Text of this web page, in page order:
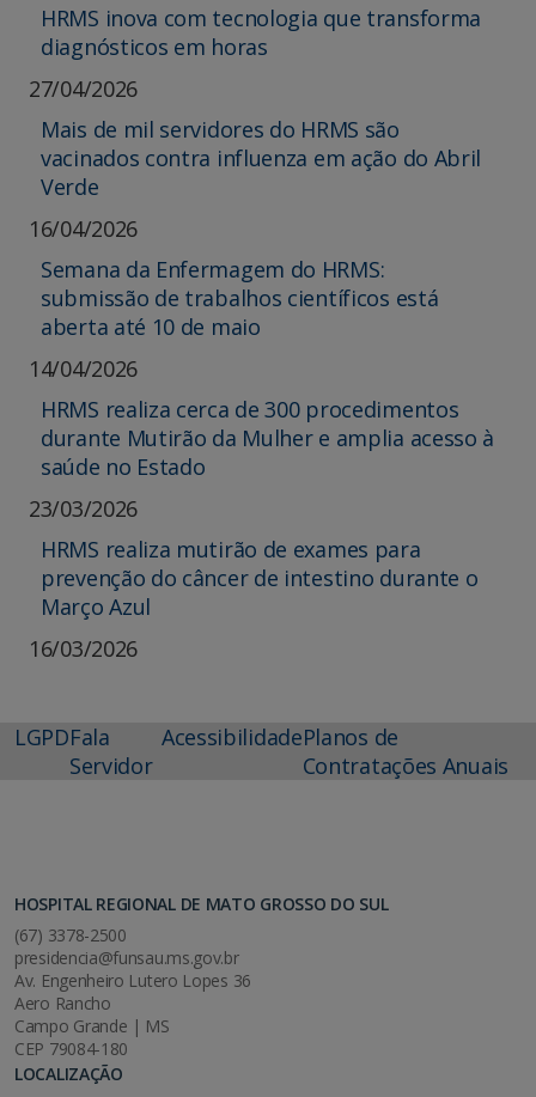
HRMS inova com tecnologia que transforma
diagnósticos em horas
27/04/2026
Mais de mil servidores do HRMS são
vacinados contra influenza em ação do Abril
Verde
16/04/2026
Semana da Enfermagem do HRMS:
submissão de trabalhos científicos está
aberta até 10 de maio
14/04/2026
HRMS realiza cerca de 300 procedimentos
durante Mutirão da Mulher e amplia acesso à
saúde no Estado
23/03/2026
HRMS realiza mutirão de exames para
prevenção do câncer de intestino durante o
Março Azul
16/03/2026
LGPDFala
Servidor
AcessibilidadePlanos de
Contratações Anuais
HOSPITAL REGIONAL DE MATO GROSSO DO SUL
(67) 3378-2500
presidencia@funsau.ms.gov.br
Av. Engenheiro Lutero Lopes 36
Aero Rancho
Campo Grande | MS
CEP 79084-180
LOCALIZAÇÃO